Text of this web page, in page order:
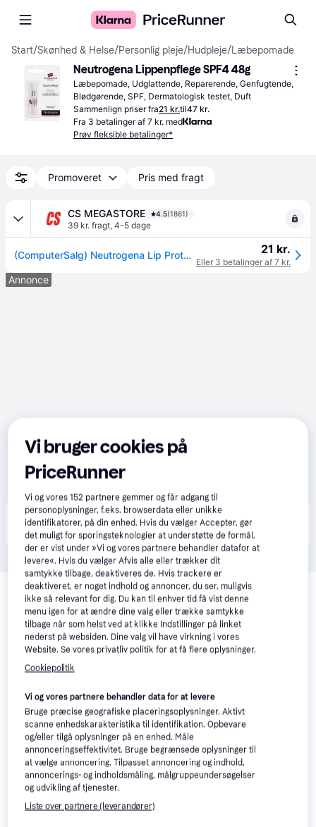
Start/Skønhed & Helse/Personlig pleje/Hudpleje/Læbepomade
Neutrogena Lippenpflege SPF4 48g
Læbepomade, Udglattende, Reparerende, Genfugtende,
Blødgørende, SPF, Dermatologisk testet, Duft
Sammenlign priser fra21 kr.til47 kr.
Fra 3 betalinger af 7 kr. med
Prøv fleksible betalinger*
Promoveret Pris med fragt
CS MEGASTORE 4.5(1861)
39 kr. fragt, 4-5 dage
(ComputerSalg) Neutrogena Lip Protector Spf 20 48g 21 kr.
Eller 3 betalinger af 7 kr.
Annonce
Produktet fås også hos 2 butikker, som ikke er
betalende kunde i denne kategori.
Relaterede produkter
Se vores forslag til andre produkter, der matcher dine
interesser. Vis alle
Vi bruger cookies på
PriceRunner
Vi og vores152 partnere gemmer og får adgang til
personoplysninger, f.eks. browserdata eller unikke
identifikatorer, på din enhed. Hvis du vælger Accepter, gør
det muligt for sporingsteknologier at understøtte de formål,
der er vist under »Vi og vores partnere behandler datafor at
levere«. Hvis du vælger Afvis alle eller trækker dit
samtykke tilbage, deaktiveres de. Hvis trackere er
deaktiveret, er noget indhold og annoncer, du ser, muligvis
ikke så relevant for dig. Du kan til enhver tid få vist denne
menu igen for at ændre dine valg eller trække samtykke
tilbage når som helst ved at klikke Indstillinger på linket
nederst på websiden. Dine valg vil have virkning i vores
Website. Se vores privatliv politik for at få flere oplysninger.
Cookiepolitik
Vi og vores partnere behandler data for at levere
Bruge præcise geografiske placeringsoplysninger. Aktivt
scanne enhedskarakteristika til identifikation. Opbevare
og/eller tilgå oplysninger på en enhed. Måle
annonceringseffektivitet. Bruge begrænsede oplysninger til
at vælge annoncering. Tilpasset annoncering og indhold,
annoncerings- og indholdsmåling, målgruppeundersøgelser
og udvikling af tjenester.
Liste over partnere (leverandører)